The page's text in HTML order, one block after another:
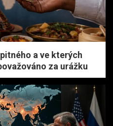
a ve kterých
za urážku